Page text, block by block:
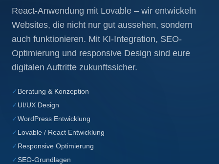
React-Anwendung mit Lovable – wir entwickeln
Websites, die nicht nur gut aussehen, sondern
auch funktionieren. Mit KI-Integration, SEO-
Optimierung und responsive Design sind eure
digitalen Auftritte zukunftssicher.
✓ Beratung & Konzeption
✓ UI/UX Design
✓WordPress Entwicklung
✓ Lovable / React Entwicklung
✓ Responsive Optimierung
✓ SEO-Grundlagen